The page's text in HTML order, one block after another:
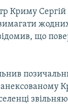
Криму
що